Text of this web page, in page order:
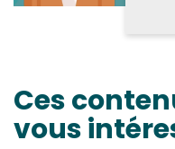
Ces
vous